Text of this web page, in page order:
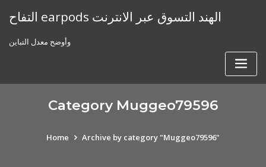
التفاح earpods الهند التسوق عبر الانترنت
وأوضح معدل التباين
Category Muggeo79596
Home Archive by category "Muggeo79596"